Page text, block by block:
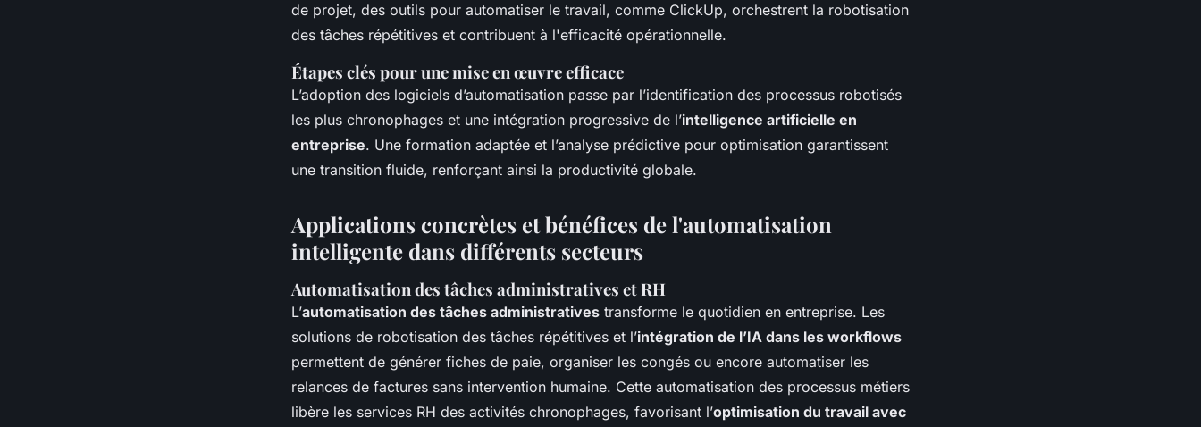
de projet, des outils pour automatiser le travail, comme ClickUp, orchestrent la robotisation
des tâches répétitives et contribuent à l'efficacité opérationnelle.
Étapes clés pour une mise en œuvre efficace
L’adoption des logiciels d’automatisation passe par l’identification des processus robotisés
les plus chronophages et une intégration progressive de l’intelligence artificielle en
entreprise. Une formation adaptée et l’analyse prédictive pour optimisation garantissent
une transition fluide, renforçant ainsi la productivité globale.
Applications concrètes et bénéfices de l'automatisation
intelligente dans différents secteurs
Automatisation des tâches administratives et RH
L’automatisation des tâches administratives transforme le quotidien en entreprise. Les
solutions de robotisation des tâches répétitives et l’intégration de l’IA dans les workflows
permettent de générer fiches de paie, organiser les congés ou encore automatiser les
relances de factures sans intervention humaine. Cette automatisation des processus métiers
libère les services RH des activités chronophages, favorisant l’optimisation du travail avec